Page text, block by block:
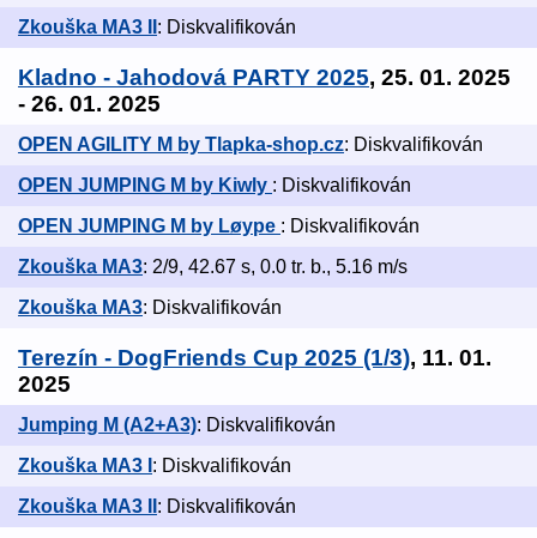
Zkouška MA3 II : Diskvalifikován
Kladno - Jahodová PARTY 2025, 25. 01. 2025
- 26. 01. 2025
OPEN AGILITY M by Tlapka-shop.cz: Diskvalifikován
OPEN JUMPING M by Kiwly : Diskvalifikován
OPEN JUMPING M by Løype : Diskvalifikován
Zkouška MA3: 2/9, 42.67 s, 0.0 tr. b., 5.16 m/s
Zkouška MA3: Diskvalifikován
Terezín - DogFriends Cup 2025 (1/3), 11. 01.
2025
Jumping M (A2+A3): Diskvalifikován
Zkouška MA3 I : Diskvalifikován
Zkouška MA3 II : Diskvalifikován